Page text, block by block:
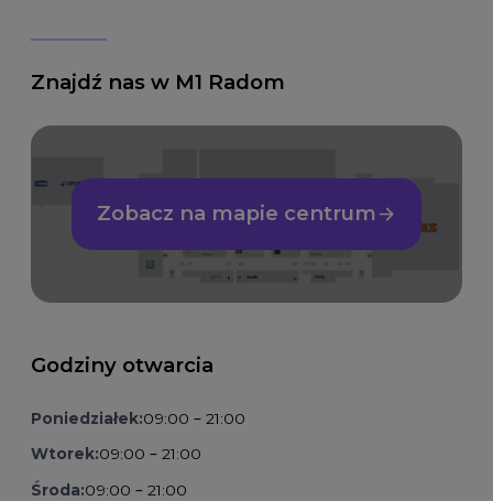
Znajdź nas w M1 Radom
Zobacz na mapie centrum
Godziny otwarcia
Poniedziałek:09:00 – 21:00
Wtorek:09:00 – 21:00
Środa:09:00 – 21:00